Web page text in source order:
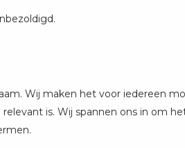
Wij maken het voor iedereen
is. Wij spannen ons in om